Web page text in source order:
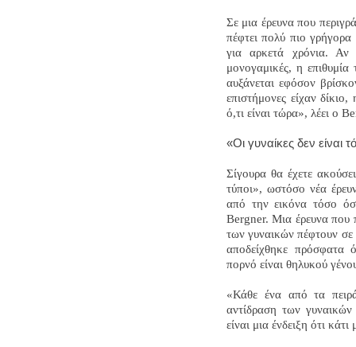
Σε μια έρευνα που
πέφτει πολύ πιο γρήγορα
για αρκετά χρόνια.
μονογαμικές, η
αυξάνεται εφόσον
επιστήμονες είχαν
ό,τι είναι τώρα», λέει ο
«Οι γυναίκες δεν είναι
Σίγουρα θα έχετε
τύποι», ωστόσο νέα
από την εικόνα τόσο
Bergner. Μια έρευνα που
των γυναικών πέφτουν
αποδείχθηκε πρόσφατα
πορνό είναι θηλυκού
«Κάθε ένα από τα
αντίδραση των
είναι μια ένδειξη ότι